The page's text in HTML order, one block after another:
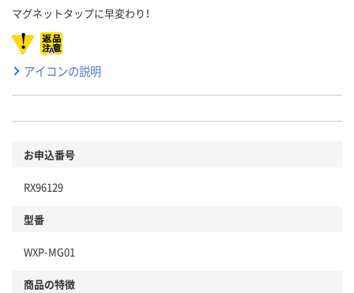
マグネットタップに早変わり！
アイコンの説明
お申込番号
RX96129
型番
WXP-MG01
商品の特徴